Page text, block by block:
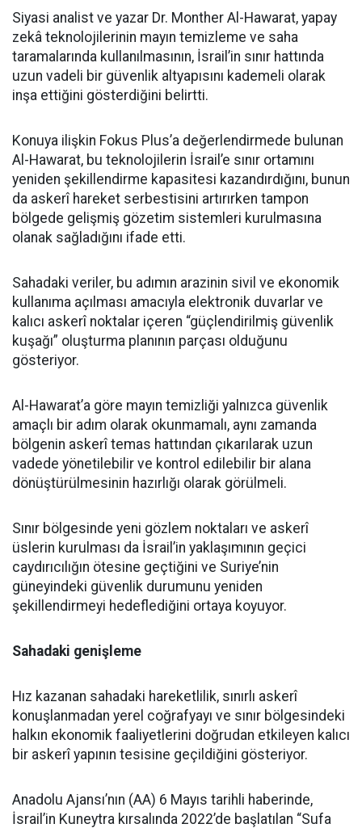
Siyasi analist ve yazar Dr. Monther Al-Hawarat, yapay
zekâ teknolojilerinin mayın temizleme ve saha
taramalarında kullanılmasının, İsrail’in sınır hattında
uzun vadeli bir güvenlik altyapısını kademeli olarak
inşa ettiğini gösterdiğini belirtti.
Konuya ilişkin Fokus Plus’a değerlendirmede bulunan
Al-Hawarat, bu teknolojilerin İsrail’e sınır ortamını
yeniden şekillendirme kapasitesi kazandırdığını, bunun
da askerî hareket serbestisini artırırken tampon
bölgede gelişmiş gözetim sistemleri kurulmasına
olanak sağladığını ifade etti.
Sahadaki veriler, bu adımın arazinin sivil ve ekonomik
kullanıma açılması amacıyla elektronik duvarlar ve
kalıcı askerî noktalar içeren “güçlendirilmiş güvenlik
kuşağı” oluşturma planının parçası olduğunu
gösteriyor.
Al-Hawarat’a göre mayın temizliği yalnızca güvenlik
amaçlı bir adım olarak okunmamalı, aynı zamanda
bölgenin askerî temas hattından çıkarılarak uzun
vadede yönetilebilir ve kontrol edilebilir bir alana
dönüştürülmesinin hazırlığı olarak görülmeli.
Sınır bölgesinde yeni gözlem noktaları ve askerî
üslerin kurulması da İsrail’in yaklaşımının geçici
caydırıcılığın ötesine geçtiğini ve Suriye’nin
güneyindeki güvenlik durumunu yeniden
şekillendirmeyi hedeflediğini ortaya koyuyor.
Sahadaki genişleme
Hız kazanan sahadaki hareketlilik, sınırlı askerî
konuşlanmadan yerel coğrafyayı ve sınır bölgesindeki
halkın ekonomik faaliyetlerini doğrudan etkileyen kalıcı
bir askerî yapının tesisine geçildiğini gösteriyor.
Anadolu Ajansı’nın (AA) 6 Mayıs tarihli haberinde,
İsrail’in Kuneytra kırsalında 2022’de başlatılan “Sufa